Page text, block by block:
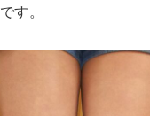
です。